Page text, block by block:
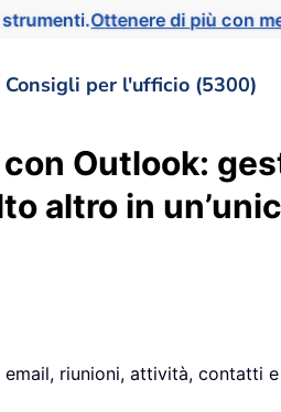
Ottenere di più con
Consigli per l'ufficio (5300)
Outlook:
altro in
riunioni, attività, contatti